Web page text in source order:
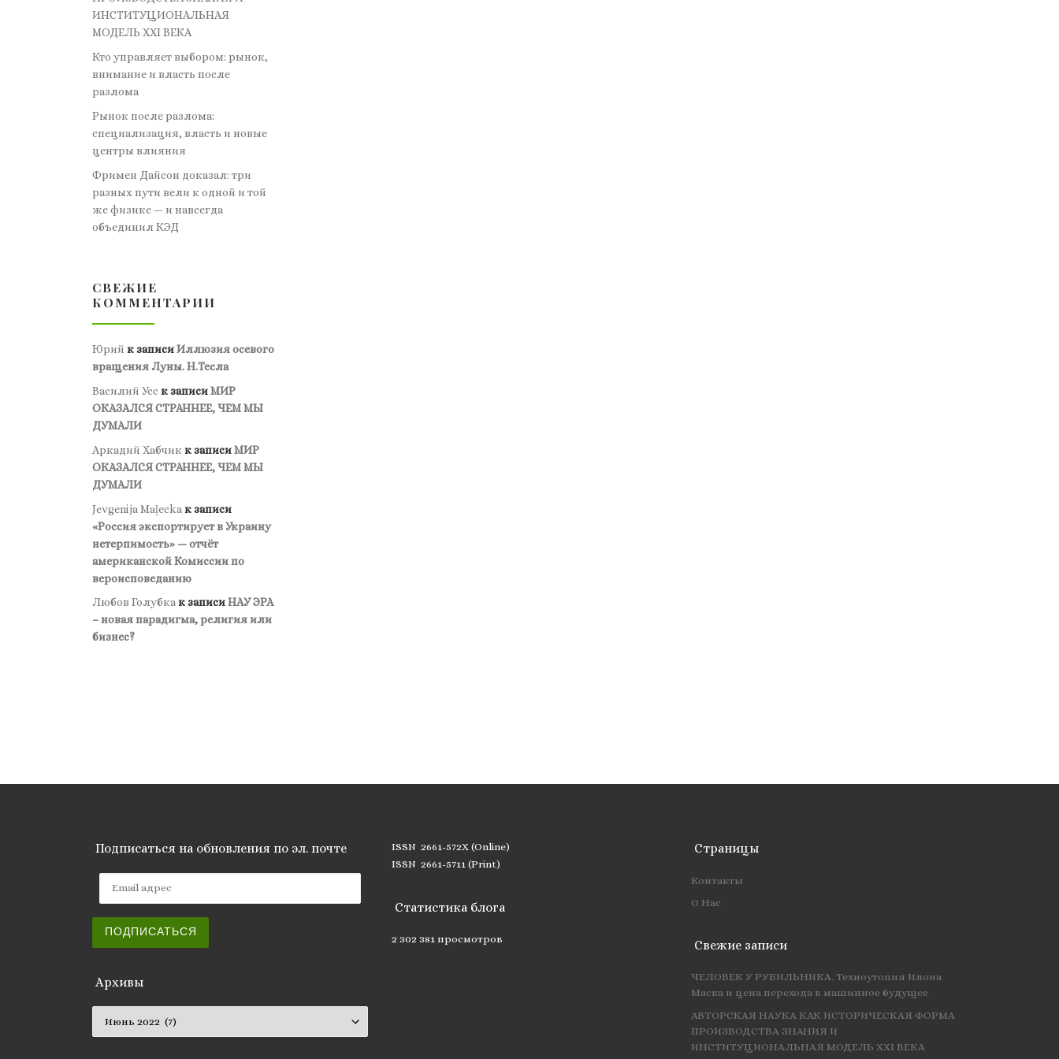
ИНСТИТУЦИОНАЛЬНАЯ
МОДЕЛЬ XXI ВЕКА
Кто управляет выбором: рынок,
внимание и власть после
разлома
Рынок после разлома:
специализация, власть и новые
центры влияния
Фримен Дайсон доказал: три
разных пути вели к одной и той
же физике — и навсегда
объединил КЭД
СВЕЖИЕ
КОММЕНТАРИИ
Юрий к записиИллюзия осевого
вращения Луны. Н.Тесла
Василий Усс к записиМИР
ОКАЗАЛСЯ СТРАННЕЕ, ЧЕМ МЫ
ДУМАЛИ
Аркадий Хабчик к записиМИР
ОКАЗАЛСЯ СТРАННЕЕ, ЧЕМ МЫ
ДУМАЛИ
Jevgenija Maļecka к записи
«Россия экспортирует в Украину
нетерпимость» — отчёт
американской Комиссии по
вероисповеданию
Любов Голубкак записиНАУ ЭРА
– новая парадигма, религия или
бизнес?
Подписаться на обновления по эл. почте
ПОДПИСАТЬСЯ
Архивы
ISSN 2661-572X (Online)
ISSN 2661-5711 (Print)
Статистика блога
2 302 381 просмотров
Страницы
Контакты
О Нас
Свежие записи
ЧЕЛОВЕК У РУБИЛЬНИКА. Техноутопия Илона
Маска и цена перехода в машинное будущее
АВТОРСКАЯ НАУКА КАК ИСТОРИЧЕСКАЯ ФОРМА
ПРОИЗВОДСТВА ЗНАНИЯ И
ИНСТИТУЦИОНАЛЬНАЯ МОДЕЛЬ XXI ВЕКА